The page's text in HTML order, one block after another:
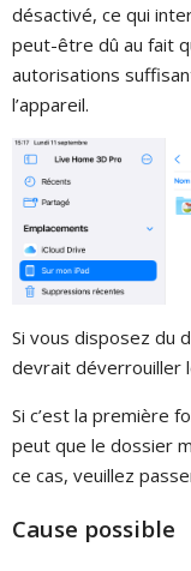
désactivé, ce qui
peut-être dû au fait
autorisations
l’appareil.
Si vous disposez du
devrait déverrouiller
Si c’est la première
peut que le dossier
ce cas, veuillez
Cause possible